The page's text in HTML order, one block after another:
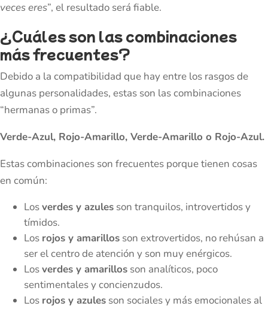
veces eres”, el resultado será fiable.
¿Cuáles son las combinaciones
más frecuentes?
Debido a la compatibilidad que hay entre los rasgos de
algunas personalidades, estas son las combinaciones
“hermanas o primas”.
Verde-Azul, Rojo-Amarillo, Verde-Amarillo o Rojo-Azul.
Estas combinaciones son frecuentes porque tienen cosas
en común:
Losverdes y azules son tranquilos, introvertidos y
tímidos.
Los rojos y amarillos son extrovertidos, no rehúsan a
ser el centro de atención y son muy enérgicos.
Losverdes y amarillos son analíticos, poco
sentimentales y concienzudos.
Los rojos y azules son sociales y más emocionales al